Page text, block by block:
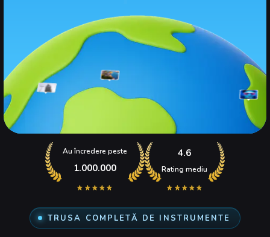
Au încredere peste
1.000.000
4.6
Rating mediu
TRUSA COMPLETĂ DE INSTRUMENTE